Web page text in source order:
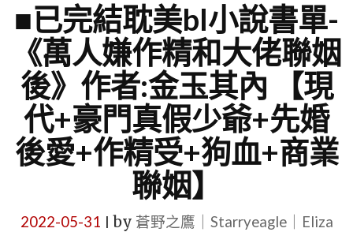
■已完結耽美bl小說書單-
《萬人嫌作精和大佬聯姻
後》作者:金玉其內 【現
代+豪門真假少爺+先婚
後愛+作精受+狗血+商業
聯姻】
2022-05-31 by 蒼野之鷹｜Starryeagle｜Eliza